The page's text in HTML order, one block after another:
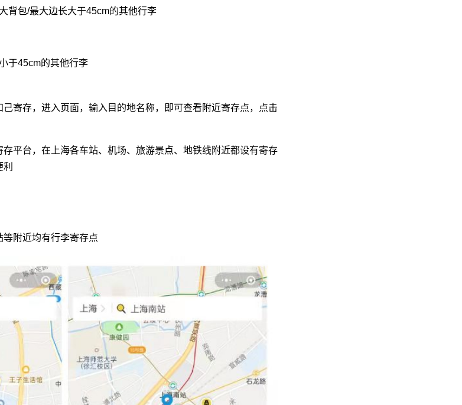
背包/最大边长大于45cm的其他行李
于45cm的其他行李
寄存，进入页面，输入目的地名称，即可查看附近寄存点，点击
平台，在上海各车站、机场、旅游景点、地铁线附近都设有寄存
附近均有行李寄存点